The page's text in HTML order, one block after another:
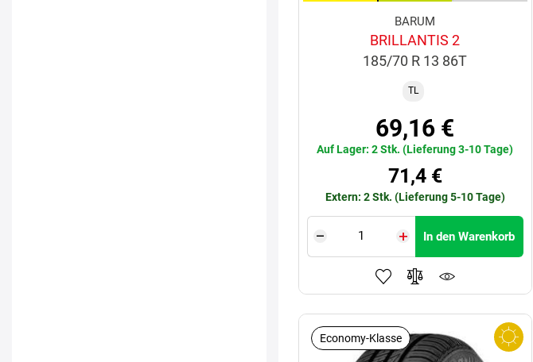
BARUM
BRILLANTIS 2
185/70 R 13 86T
TL
69,16 €
Auf Lager: 2 Stk. (Lieferung 3-10 Tage)
71,4 €
Extern: 2 Stk. (Lieferung 5-10 Tage)
In den Warenkorb
Economy-Klasse